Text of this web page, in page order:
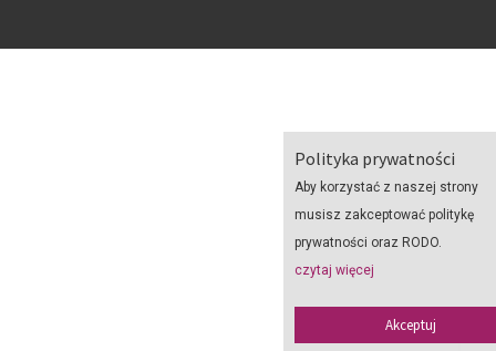
Polityka prywatności
Aby korzystać z naszej strony
musisz zakceptować politykę
prywatności oraz RODO.
czytaj więcej
Akceptuj